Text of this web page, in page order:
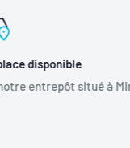
situé à Mirabel.